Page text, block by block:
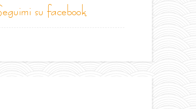
seguimi su facebook